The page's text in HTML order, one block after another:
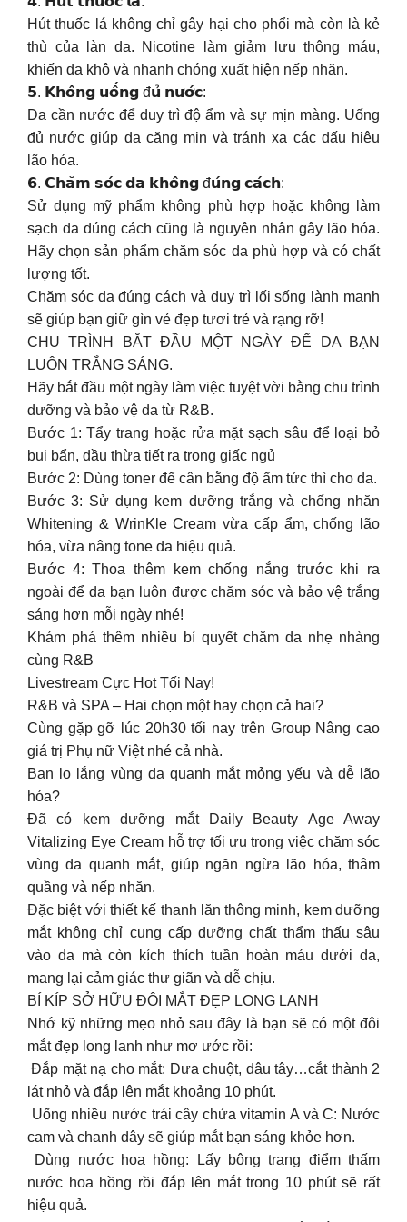
Hút thuốc lá không chỉ gây hại cho phổi mà còn là kẻ
thù của làn da. Nicotine làm giảm lưu thông máu,
khiến da khô và nhanh chóng xuất hiện nếp nhăn.
𝟱. 𝗞𝗵𝗼̂𝗻𝗴 𝘂𝗼̂́𝗻𝗴 đ𝘂̉ 𝗻𝘂̛𝗼̛́𝗰:
Da cần nước để duy trì độ ẩm và sự mịn màng. Uống
đủ nước giúp da căng mịn và tránh xa các dấu hiệu
lão hóa.
𝟲. 𝗖𝗵𝗮̆𝗺 𝘀𝗼́𝗰 𝗱𝗮 𝗸𝗵𝗼̂𝗻𝗴 đ𝘂́𝗻𝗴 𝗰𝗮́𝗰𝗵:
Sử dụng mỹ phẩm không phù hợp hoặc không làm
sạch da đúng cách cũng là nguyên nhân gây lão hóa.
Hãy chọn sản phẩm chăm sóc da phù hợp và có chất
lượng tốt.
Chăm sóc da đúng cách và duy trì lối sống lành mạnh
sẽ giúp bạn giữ gìn vẻ đẹp tươi trẻ và rạng rỡ!
CHU TRÌNH BẮT ĐẦU MỘT NGÀY ĐỂ DA BẠN
LUÔN TRẮNG SÁNG.
Hãy bắt đầu một ngày làm việc tuyệt vời bằng chu trình
dưỡng và bảo vệ da từ R&B.
Bước 1: Tẩy trang hoặc rửa mặt sạch sâu để loại bỏ
bụi bẩn, dầu thừa tiết ra trong giấc ngủ
Bước 2: Dùng toner để cân bằng độ ẩm tức thì cho da.
Bước 3: Sử dụng kem dưỡng trắng và chống nhăn
Whitening & WrinKle Cream vừa cấp ẩm, chống lão
hóa, vừa nâng tone da hiệu quả.
Bước 4: Thoa thêm kem chống nắng trước khi ra
ngoài để da bạn luôn được chăm sóc và bảo vệ trắng
sáng hơn mỗi ngày nhé!
Khám phá thêm nhiều bí quyết chăm da nhẹ nhàng
cùng R&B
Livestream Cực Hot Tối Nay!
R&B và SPA – Hai chọn một hay chọn cả hai?
Cùng gặp gỡ lúc 20h30 tối nay trên Group Nâng cao
giá trị Phụ nữ Việt nhé cả nhà.
Bạn lo lắng vùng da quanh mắt mỏng yếu và dễ lão
hóa?
Đã có kem dưỡng mắt Daily Beauty Age Away
Vitalizing Eye Cream hỗ trợ tối ưu trong việc chăm sóc
vùng da quanh mắt, giúp ngăn ngừa lão hóa, thâm
quầng và nếp nhăn.
Đặc biệt với thiết kế thanh lăn thông minh, kem dưỡng
mắt không chỉ cung cấp dưỡng chất thẩm thấu sâu
vào da mà còn kích thích tuần hoàn máu dưới da,
mang lại cảm giác thư giãn và dễ chịu.
BÍ KÍP SỞ HỮU ĐÔI MẮT ĐẸP LONG LANH
Nhớ kỹ những mẹo nhỏ sau đây là bạn sẽ có một đôi
mắt đẹp long lanh như mơ ước rồi:
️ Đắp mặt nạ cho mắt: Dưa chuột, dâu tây…cắt thành 2
lát nhỏ và đắp lên mắt khoảng 10 phút.
️ Uống nhiều nước trái cây chứa vitamin A và C: Nước
cam và chanh dây sẽ giúp mắt bạn sáng khỏe hơn.
️ Dùng nước hoa hồng: Lấy bông trang điểm thấm
nước hoa hồng rồi đắp lên mắt trong 10 phút sẽ rất
hiệu quả.